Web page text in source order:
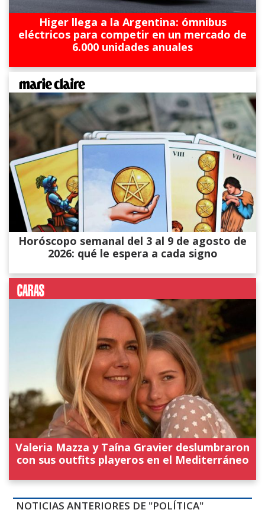
Higer llega a la Argentina: ómnibus
eléctricos para competir en un mercado de
6.000 unidades anuales
Horóscopo semanal del 3 al 9 de agosto de
2026: qué le espera a cada signo
Valeria Mazza y Taína Gravier deslumbraron
con sus outfits playeros en el Mediterráneo
NOTICIAS ANTERIORES DE "POLÍTICA"